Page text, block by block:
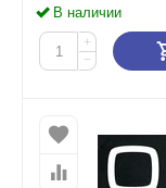
В наличии
+
−